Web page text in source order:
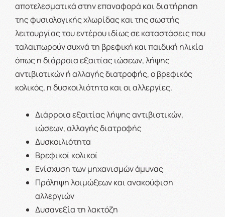
αποτελεσματικά στην επαναφορά και διατήρηση
της φυσιολογικής χλωρίδας και της σωστής
λειτουργίας του εντέρου ιδίως σε καταστάσεις που
ταλαιπωρούν συχνά τη βρεφική και παιδική ηλικία
όπως η διάρροια εξαιτίας ιώσεων, λήψης
αντιβιοτικών ή αλλαγής διατροφής, ο βρεφικός
κολικός, η δυσκοιλιότητα και οι αλλεργίες.
Διάρροια εξαιτίας λήψης αντιβιοτικών,
ιώσεων, αλλαγής διατροφής
Δυσκοιλιότητα
Βρεφικοί κολικοί
Ενίσχυση των μηχανισμών άμυνας
Πρόληψη λοιμώξεων και ανακούφιση
αλλεργιών
Δυσανεξία τη λακτόζη